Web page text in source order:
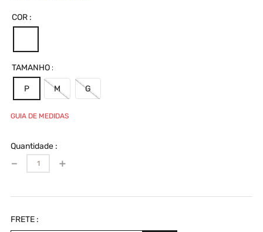
COR
TAMANHO
P M G
GUIA DE MEDIDAS
Quantidade
＋
－